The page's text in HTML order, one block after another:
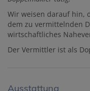
Wir weisen darauf hin,
dem zu vermittelnden
wirtschaftliches
Der Vermittler ist als
Ausstattung